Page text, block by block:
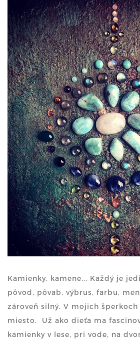
Kamienky, kamene... Každý je
pôvod, pôvab, výbrus, farbu,
zároveň silný. V mojich
miesto. Už ako dieťa ma
kamienky v lese, pri vode, na